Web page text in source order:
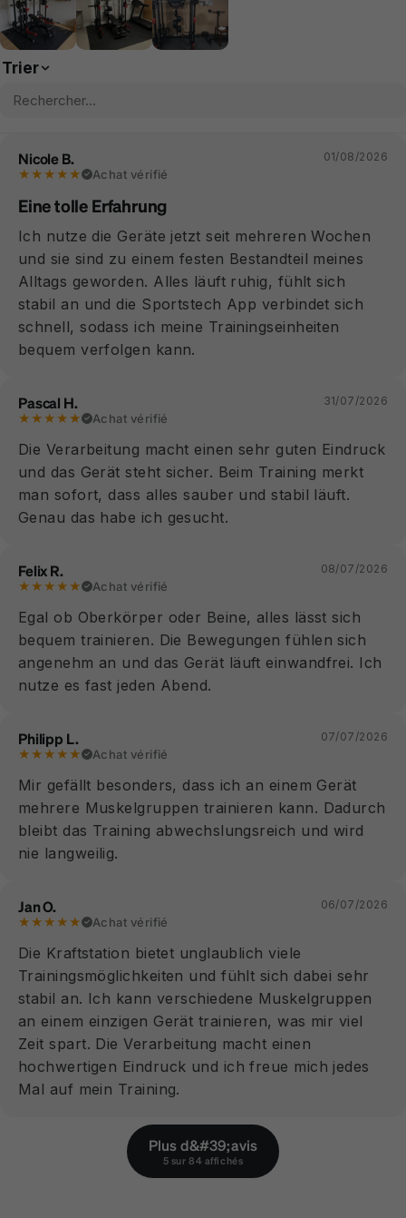
Trier
Nicole B.
★★★★★ Achat vérifié
01/08/2026
Eine tolle Erfahrung
Ich nutze die Geräte jetzt seit mehreren Wochen
und sie sind zu einem festen Bestandteil meines
Alltags geworden. Alles läuft ruhig, fühlt sich
stabil an und die Sportstech App verbindet sich
schnell, sodass ich meine Trainingseinheiten
bequem verfolgen kann.
Pascal H.
★★★★★ Achat vérifié
31/07/2026
Die Verarbeitung macht einen sehr guten Eindruck
und das Gerät steht sicher. Beim Training merkt
man sofort, dass alles sauber und stabil läuft.
Genau das habe ich gesucht.
Felix R.
★★★★★ Achat vérifié
08/07/2026
Egal ob Oberkörper oder Beine, alles lässt sich
bequem trainieren. Die Bewegungen fühlen sich
angenehm an und das Gerät läuft einwandfrei. Ich
nutze es fast jeden Abend.
Philipp L.
★★★★★ Achat vérifié
07/07/2026
Mir gefällt besonders, dass ich an einem Gerät
mehrere Muskelgruppen trainieren kann. Dadurch
bleibt das Training abwechslungsreich und wird
nie langweilig.
Jan O.
★★★★★ Achat vérifié
06/07/2026
Die Kraftstation bietet unglaublich viele
Trainingsmöglichkeiten und fühlt sich dabei sehr
stabil an. Ich kann verschiedene Muskelgruppen
an einem einzigen Gerät trainieren, was mir viel
Zeit spart. Die Verarbeitung macht einen
hochwertigen Eindruck und ich freue mich jedes
Mal auf mein Training.
Plus d&#39;avis
5 sur 84 affichés